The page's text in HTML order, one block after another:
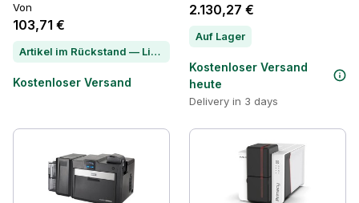
Von
103,71 €
Artikel im Rückstand — Lieferzeit per Chat erfragen
Kostenloser Versand
2.130,27 €
Auf Lager
Kostenloser Versand
heute
Delivery in 3 days